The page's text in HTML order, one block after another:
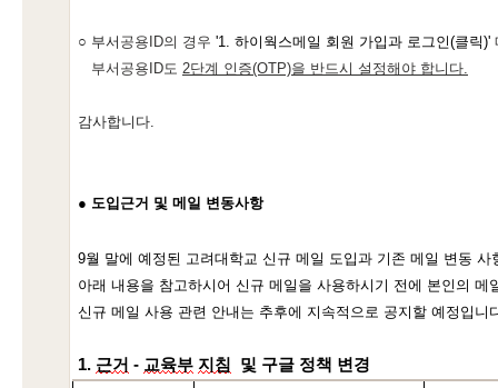
○ 부서 공용ID의 경우 '1. 하이웍스메일 회원 가입과 로그인(클릭)'
부서공용ID도 2단계 인증(OTP)을 반드시 설정해야 합니다.
감사합니다.
● 도입근거 및 메일 변동사항
9월 말에 예정된 고려대학교 신규 메일 도입과 기존 메일 변동 사
아래 내용을 참고하시어 신규 메일을 사용하시기 전에 본인의 메
신규 메일 사용 관련 안내는 추후에 지속적으로 공지할 예정입니
1. 근거 - 교육부 지침 및 구글 정책 변경